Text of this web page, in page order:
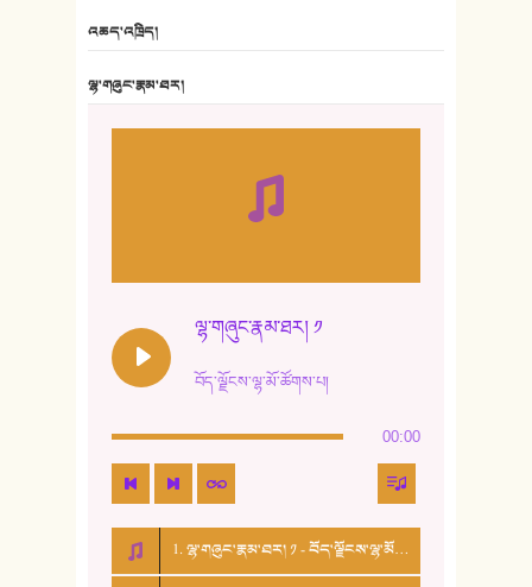
10. ཆང་གཞས། ༣
15. ཤམ་པ་ལ་ཡི་སྲས་མོ།
16. ལྷ་བུ་དར་བུ།
17. ང་བོད་པ་ཡིན། - ཕུར་བུ་རྣམ་རྒྱལ།
འཆད་འཁྲིད།
ལྷ་གཞུང་རྣམ་ཐར།
ལྷ་གཞུང་རྣམ་ཐར། ༡
བོད་ལྗོངས་ལྷ་མོ་ཚོགས་པ།
00:00
1. ལྷ་གཞུང་རྣམ་ཐར། ༡ - བོད་ལྗོངས་ལྷ་མོ་ཚོགས་པ།